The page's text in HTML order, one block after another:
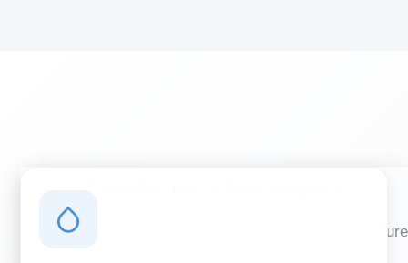
Des conditions qui influencent vos travaux de couverture